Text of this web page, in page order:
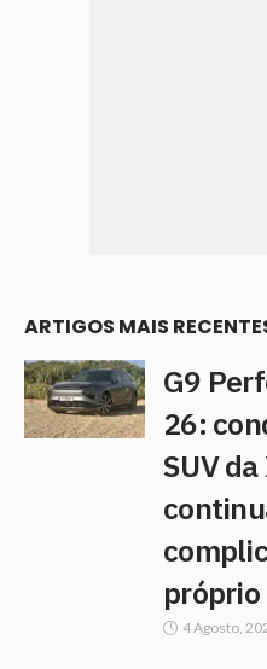
ARTIGOS MAIS
G9
26:
SUV
4 Agosto,